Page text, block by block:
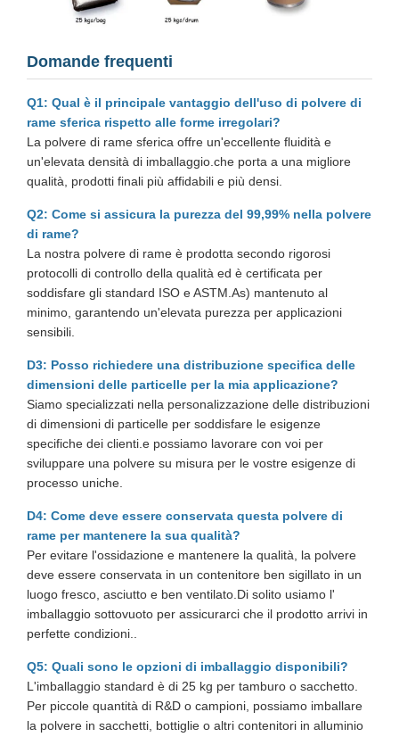
Domande frequenti
Q1: Qual è il principale vantaggio dell'uso di polvere di
rame sferica rispetto alle forme irregolari?
La polvere di rame sferica offre un'eccellente fluidità e
un'elevata densità di imballaggio.che porta a una migliore
qualità, prodotti finali più affidabili e più densi.
Q2: Come si assicura la purezza del 99,99% nella polvere
di rame?
La nostra polvere di rame è prodotta secondo rigorosi
protocolli di controllo della qualità ed è certificata per
soddisfare gli standard ISO e ASTM.As) mantenuto al
minimo, garantendo un'elevata purezza per applicazioni
sensibili.
D3: Posso richiedere una distribuzione specifica delle
dimensioni delle particelle per la mia applicazione?
Siamo specializzati nella personalizzazione delle distribuzioni
di dimensioni di particelle per soddisfare le esigenze
specifiche dei clienti.e possiamo lavorare con voi per
sviluppare una polvere su misura per le vostre esigenze di
processo uniche.
D4: Come deve essere conservata questa polvere di
rame per mantenere la sua qualità?
Per evitare l'ossidazione e mantenere la qualità, la polvere
deve essere conservata in un contenitore ben sigillato in un
luogo fresco, asciutto e ben ventilato.Di solito usiamo l'
imballaggio sottovuoto per assicurarci che il prodotto arrivi in
perfette condizioni..
Q5: Quali sono le opzioni di imballaggio disponibili?
L'imballaggio standard è di 25 kg per tamburo o sacchetto.
Per piccole quantità di R&D o campioni, possiamo imballare
la polvere in sacchetti, bottiglie o altri contenitori in alluminio